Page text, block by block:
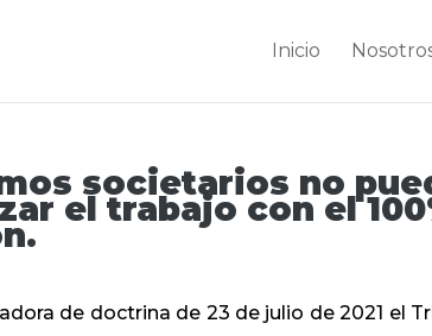
Inicio
societarios no
el trabajo con el
de doctrina de 23 de julio de 2021 el